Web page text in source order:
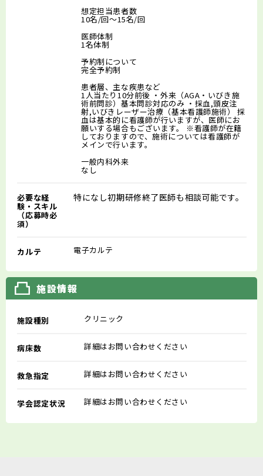
想定担当患者数
10名/回～15名/回
医師体制
1名体制
予約制について
完全予約制
患者層、主な疾患など
1人当たり10分前後 ・外来（AGA・いびき施
術前問診）基本問診対応のみ ・採血,頭皮注
射,いびきレーザー治療（基本看護師施術） 採
血は基本的に看護師が行いますが、医師にお
願いする場合もございます。 ※看護師が在籍
しておりますので、施術については看護師が
メインで行います。
一般内科外来
なし
必要な経
験・スキル
（応募時必
須）
特になし初期研修終了医師も相談可能です。
カルテ 電子カルテ
施設情報
施設種別 クリニック
病床数 詳細はお問い合わせください
救急指定 詳細はお問い合わせください
学会認定状況 詳細はお問い合わせください